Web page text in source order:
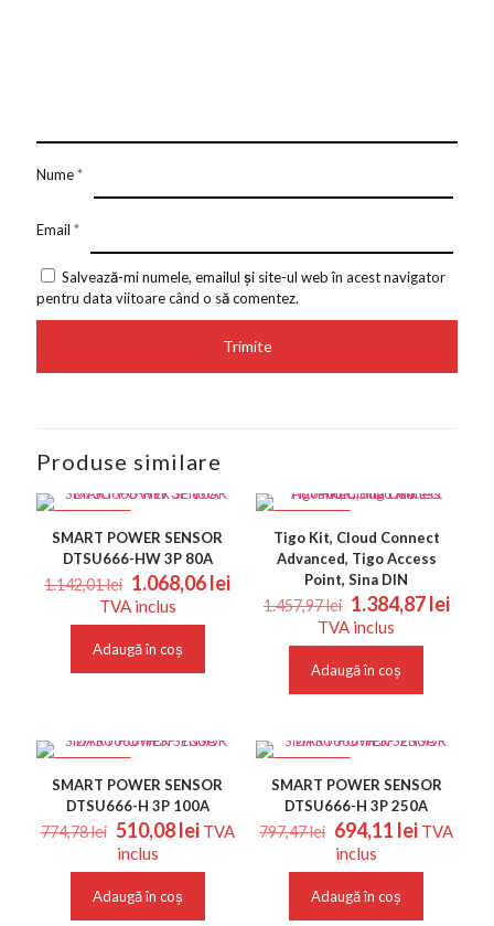
Nume*
Email *
Salvează-mi numele, emailul și site-ul web în acest navigator
pentru data viitoare când o să comentez.
Produse similare
SMART POWER SENSOR
DTSU666-HW 3P 80A
1.142,01lei Prețul
inițial
a
fost:
1.142,01 lei.
1.068,06leiPrețul
curent
1.068,06 lei.
TVA inclus
Adaugă în coș
Tigo Kit, Cloud Connect
Advanced, Tigo Access
Point, Sina DIN
1.457,97lei Prețul
inițial
a
fost:
1.457,97 lei.
1.384,87lei
TVA inclus
Adaugă în coș
SMART POWER SENSOR
DTSU666-H 3P 100A
774,78lei Prețul
inițial
a
fost:
774,78 lei.
510,08leiPrețul
este:
TVA
inclus
Adaugă în coș
SMART POWER SENSOR
DTSU666-H 3P 250A
797,47lei Prețul
inițial
a
fost:
797,47 lei.
694,11 leiPrețul
este:
TVA
inclus
Adaugă în coș